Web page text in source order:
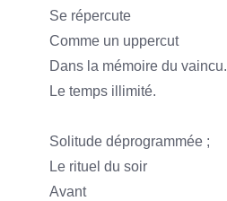
Se répercute
Comme un uppercut
Dans la mémoire du vaincu.
Le temps illimité.
Solitude déprogrammée ;
Le rituel du soir
Avant